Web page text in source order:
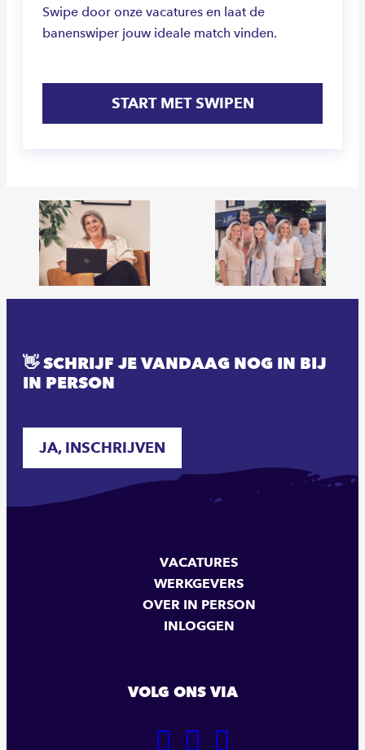
Swipe door onze vacatures en laat de
banenswiper jouw ideale match vinden.
START MET SWIPEN
👋 SCHRIJF JE VANDAAG NOG IN BIJ
IN PERSON
JA, INSCHRIJVEN
VACATURES
WERKGEVERS
OVER IN PERSON
INLOGGEN
VOLG ONS VIA
GA
GA